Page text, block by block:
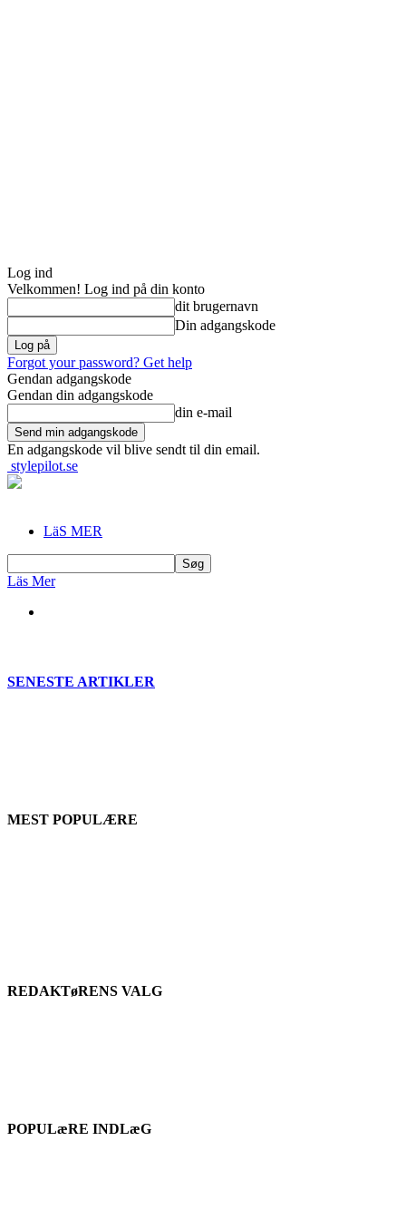
Log ind
Velkommen! Log ind på din konto
dit brugernavn
Din adgangskode
Forgot your password? Get help
Gendan adgangskode
Gendan din adgangskode
din e-mail
En adgangskode vil blive sendt til din email.
stylepilot.se
LäS MER
Läs Mer
SENESTE ARTIKLER
MEST POPULÆRE
REDAKTøRENS VALG
POPULæRE INDLæG